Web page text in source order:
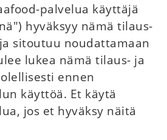
palvelua käyttäjä
hyväksyy nämä tilaus-
sitoutuu noudattamaan
lukea nämä tilaus- ja
ennen
käyttöä. Et käytä
jos et hyväksy näitä